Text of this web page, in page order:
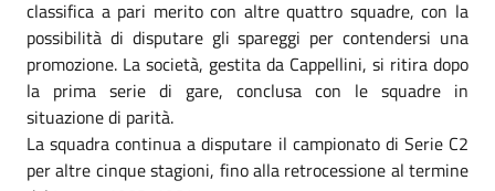
classifica a pari merito con altre quattro squadre, con la
possibilità di disputare gli spareggi per contendersi una
promozione. La società, gestita da Cappellini, si ritira dopo
la prima serie di gare, conclusa con le squadre in
situazione di parità.
La squadra continua a disputare il campionato di Serie C2
per altre cinque stagioni, fino alla retrocessione al termine